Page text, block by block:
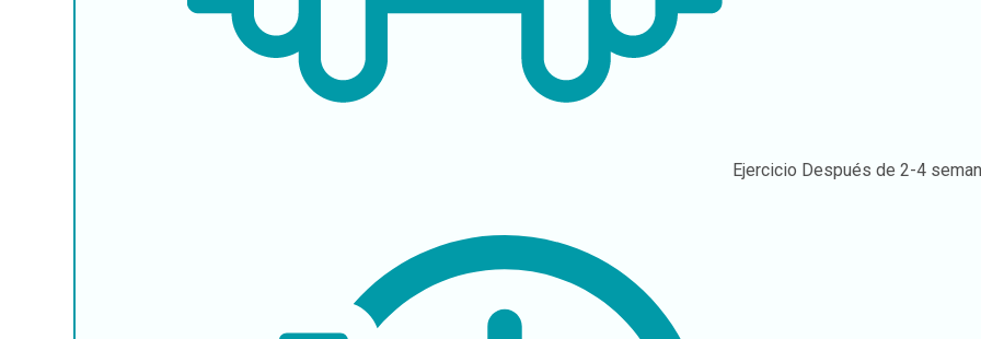
Ejercicio Después de 2-4